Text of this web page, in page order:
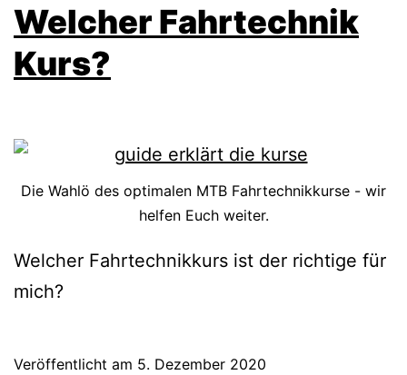
Welcher Fahrtechnik
Kurs?
Die Wahlö des optimalen MTB Fahrtechnikkurse - wir
helfen Euch weiter.
Welcher Fahrtechnikkurs ist der richtige für
mich?
Veröffentlicht am 5. Dezember 2020